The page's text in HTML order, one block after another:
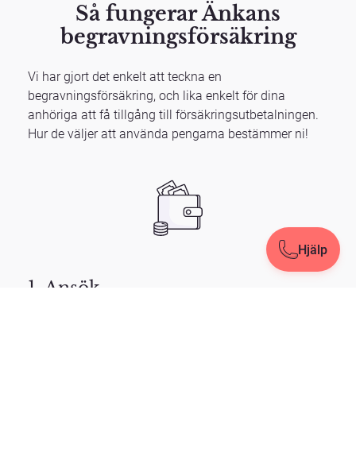
Så fungerar Änkans
begravningsförsäkring
Vi har gjort det enkelt att teckna en
begravningsförsäkring, och lika enkelt för dina
anhöriga att få tillgång till försäkringsutbetalningen.
Hur de väljer att använda pengarna bestämmer ni!
1. Ansök
Hjälp
Hjälp
Stäng